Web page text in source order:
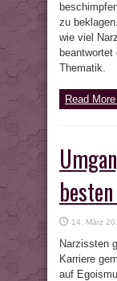
zu
wie viel
beantwortet
Thematik.
Read
14. März
Narzissten
Karriere
auf